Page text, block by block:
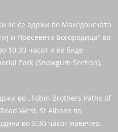
ќе се одржи во Македонската
и Пресевета Богородица“ во
10:30 часот и ќе биде
Park (Snowgum Section),
во „Tobin Brothers Paths of
West, St Albans во
во 5:30 часот навечер.